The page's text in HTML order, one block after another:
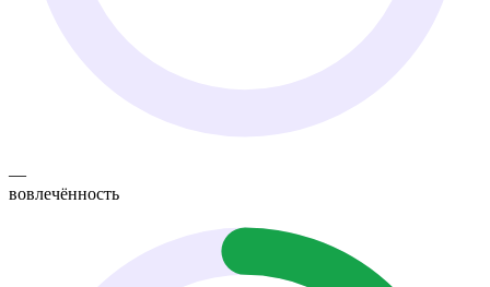
—
вовлечённость